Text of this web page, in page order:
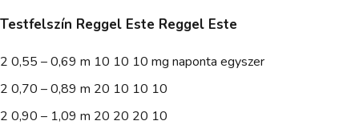
Testfelszín Reggel Este Reggel Este
2 0,55 – 0,69 m 10 10 10 mg naponta egyszer
2 0,70 – 0,89 m 20 10 10 10
2 0,90 – 1,09 m 20 20 20 10